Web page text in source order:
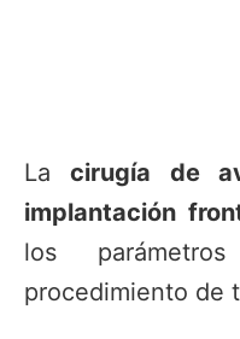
Lacirugía de
implantación
los
procedimiento de